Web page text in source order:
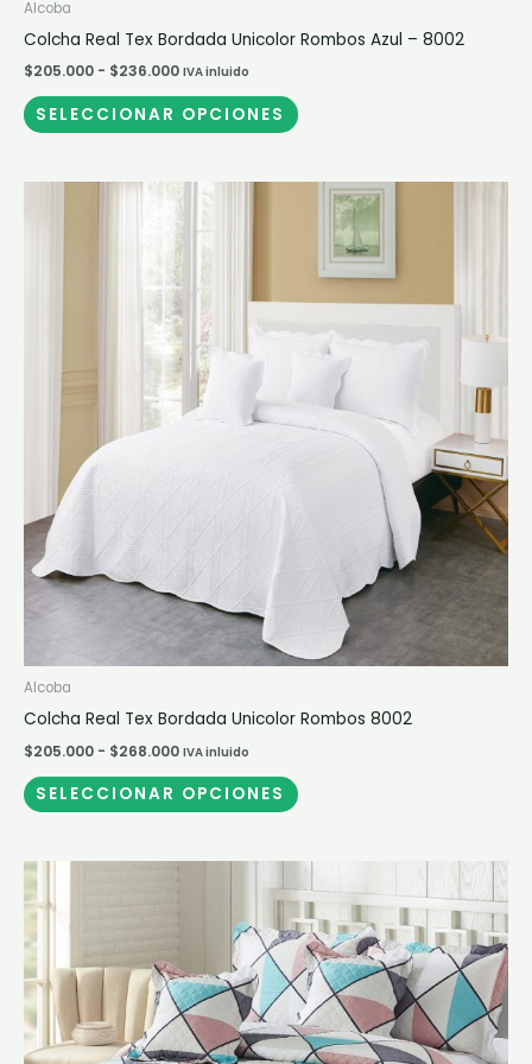
Alcoba
Colcha Real Tex Bordada Unicolor Rombos Azul – 8002
$205.000 - $236.000 IVA inluido
SELECCIONAR OPCIONES
Alcoba
Colcha Real Tex Bordada Unicolor Rombos 8002
$205.000 - $268.000
Rango
de
precios:
desde
$205.000
hasta
$268.000
IVA inluido
SELECCIONAR OPCIONES
Este
producto
tiene
múltiples
opciones
pueden
producto